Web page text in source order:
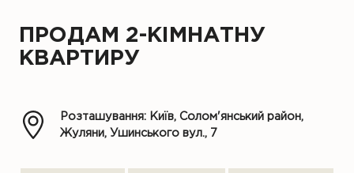
ПРОДАМ 2-КІМНАТНУ
КВАРТИРУ
Розташування: Київ, Солом'янський район,
Жуляни, Ушинського вул., 7